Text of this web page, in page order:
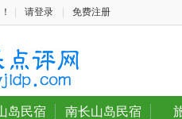
请登录 免费注册
岛民宿 南长山岛民宿